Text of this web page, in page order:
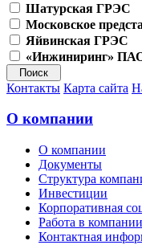
Шатурская ГРЭС
Московское
Яйвинская ГРЭС
«Инжиниринг»
Контакты Карта сайта
О компании
О компании
Документы
Структура
Инвестиции
Корпоративная
Работа в компании
Контактная